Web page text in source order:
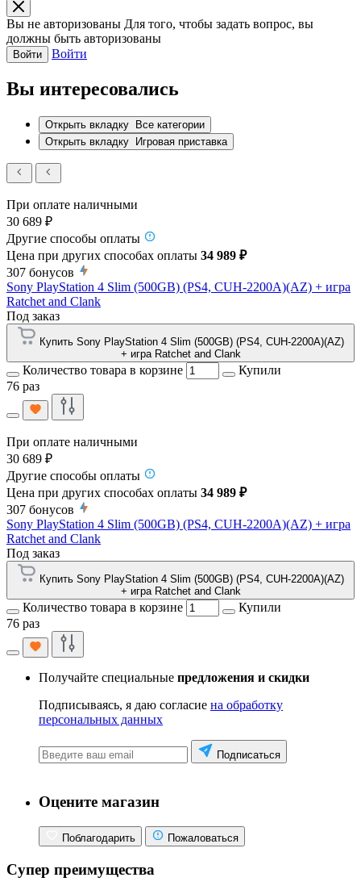
Вы не авторизованы Для того, чтобы задать вопрос, вы
должны быть авторизованы
Войти Войти
Вы интересовались
Открыть вкладку
Все категории
Открыть вкладку
Игровая приставка
При оплате наличными
30 689 ₽
Другие способы оплаты
Цена при других способах оплаты 34 989 ₽
307 бонусов
Sony PlayStation 4 Slim (500GB) (PS4, CUH-2200A)(AZ) + игра
Ratchet and Clank
Под заказ
Купить Sony PlayStation 4 Slim (500GB) (PS4, CUH-2200A)(AZ)
+ игра Ratchet and Clank
Количество товара в корзине
Купили
76 раз
При оплате наличными
30 689 ₽
Другие способы оплаты
Цена при других способах оплаты 34 989 ₽
307 бонусов
Sony PlayStation 4 Slim (500GB) (PS4, CUH-2200A)(AZ) + игра
Ratchet and Clank
Под заказ
Купить Sony PlayStation 4 Slim (500GB) (PS4, CUH-2200A)(AZ)
+ игра Ratchet and Clank
Количество товара в корзине
Купили
76 раз
Получайте специальные предложения и скидки
Подписываясь, я даю согласие на обработку
персональных данных
Подписаться
Оцените магазин
Поблагодарить Пожаловаться
Супер преимущества